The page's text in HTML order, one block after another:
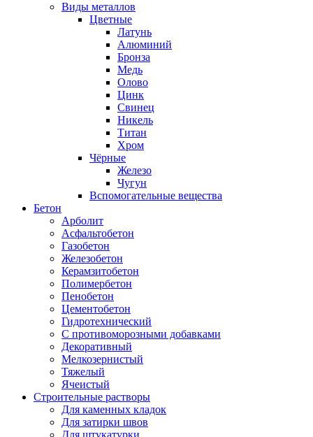
Виды металлов
Цветные
Латунь
Алюминий
Бронза
Медь
Олово
Цинк
Свинец
Никель
Титан
Хром
Чёрные
Железо
Чугун
Вспомогательные вещества
Бетон
Арболит
Асфальтобетон
Газобетон
Железобетон
Керамзитобетон
Полимербетон
Пенобетон
Цементобетон
Гидротехнический
C противоморозными добавками
Декоративный
Мелкозернистый
Тяжелый
Ячеистый
Строительные растворы
Для каменных кладок
Для затирки швов
Для штукатурки